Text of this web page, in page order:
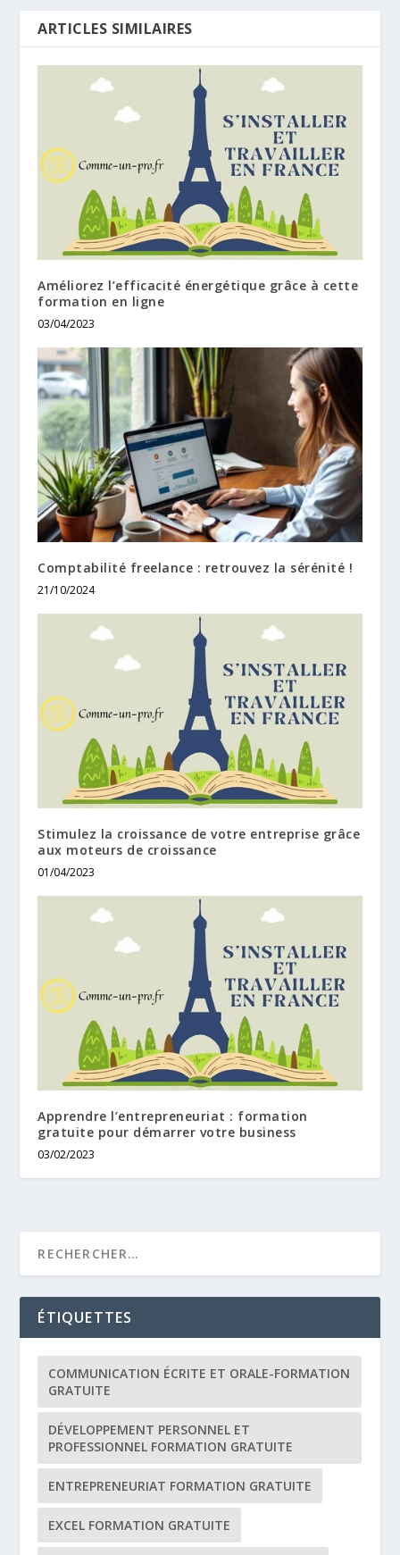
ARTICLES SIMILAIRES
Améliorez l’efficacité énergétique grâce à cette
formation en ligne
03/04/2023
Comptabilité freelance : retrouvez la sérénité !
21/10/2024
Stimulez la croissance de votre entreprise grâce
aux moteurs de croissance
01/04/2023
Apprendre l’entrepreneuriat : formation
gratuite pour démarrer votre business
03/02/2023
ÉTIQUETTES
COMMUNICATION ÉCRITE ET ORALE-FORMATION
GRATUITE
DÉVELOPPEMENT PERSONNEL ET
PROFESSIONNEL FORMATION GRATUITE
ENTREPRENEURIAT FORMATION GRATUITE
EXCEL FORMATION GRATUITE